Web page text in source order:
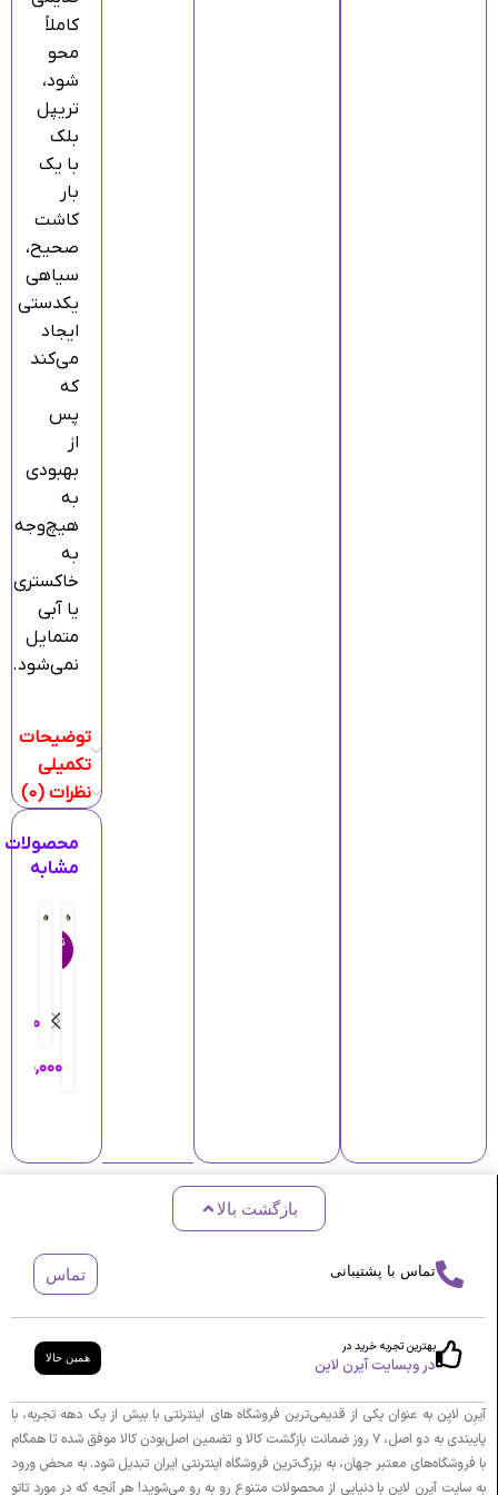
کاملاً
محو
شود،
تریپل
بلک
با یک
بار
کاشت
صحیح،
سیاهی
یکدستی
ایجاد
می‌کند
که
پس
از
بهبودی
به
هیچ‌وجه
به
خاکستری
یا آبی
متمایل
نمی‌شود.
توضیحات
تکمیلی
نظرات (0)
محصولات
مشابه
ناموجو
ن
د
ف
ب
ر
ا
و
پ
ر
م
د
ب
ا
ب
ل
ن
د
ر
ا
ا
ل
بازگشت بالا
تماس با پشتیبانی تماس
بهترین تجربه خرید در
در وبسایت آیرن لاین همین حالا
آیرِن لایِن به عنوان یکی از قدیمی‌ترین فروشگاه های اینترنتی با بیش از یک دهه تجربه، با
پایبندی به دو اصل، ۷ روز ضمانت بازگشت کالا و تضمین اصل‌بودن کالا موفق شده تا همگام
با فروشگاه‌های معتبر جهان، به بزرگ‌ترین فروشگاه اینترنتی ایران تبدیل شود. به محض ورود
به سایت آیرِن لایِن با دنیایی از محصولات متنوع رو به رو می‌شوید! هر آنچه که در مورد تاتو